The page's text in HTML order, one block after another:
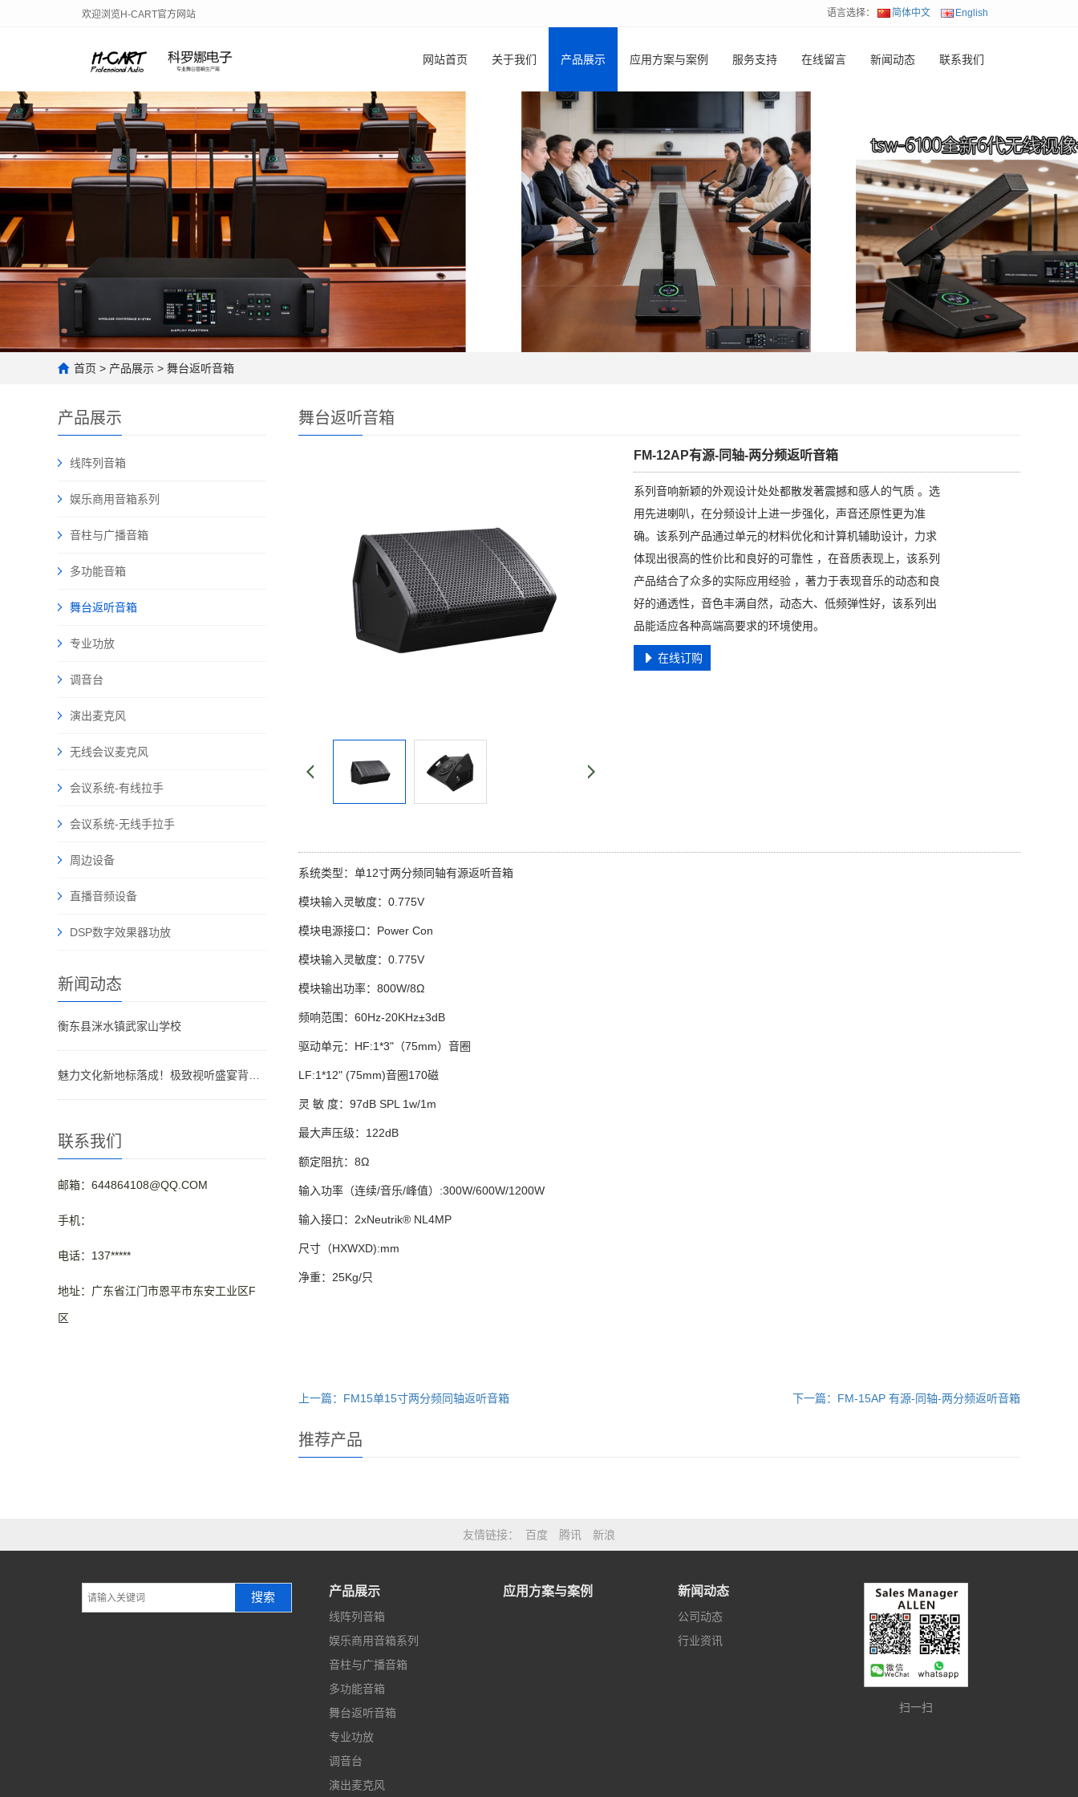
欢迎浏览H-CART官方网站 语言选择： 简体中文 English
网站首页 关于我们 产品展示 应用方案与案例 服务支持 在线留言 新闻动态 联系我们
首页 > 产品展示 > 舞台返听音箱
产品展示
线阵列音箱
娱乐商用音箱系列
音柱与广播音箱
多功能音箱
舞台返听音箱
专业功放
调音台
演出麦克风
无线会议麦克风
会议系统-有线拉手
会议系统-无线手拉手
周边设备
直播音频设备
DSP数字效果器功放
新闻动态
衡东县洣水镇武家山学校
联系我们
邮箱：644864108@QQ.COM
手机：
电话：137*****
地址：广东省江门市恩平市东安工业区F
区
舞台返听音箱
FM-12AP有源-同轴-两分频返听音箱
系列音响新颖的外观设计处处都散发著震撼和感人的气质 。选
用先进喇叭，在分频设计上进一步强化，声音还原性更为准
确。该系列产品通过单元的材料优化和计算机辅助设计，力求
体现出很高的性价比和良好的可靠性 ，在音质表现上，该系列
产品结合了众多的实际应用经验 ，著力于表现音乐的动态和良
好的通透性，音色丰满自然，动态大、低频弹性好，该系列出
品能适应各种高端高要求的环境使用。
在线订购
系统类型：单12寸两分频同轴有源返听音箱
模块输入灵敏度：0.775V
模块电源接口：Power Con
模块输入灵敏度：0.775V
模块输出功率：800W/8Ω
频响范围：60Hz-20KHz±3dB
驱动单元：HF:1*3"（75mm）音圈
LF:1*12" (75mm)音圈170磁
灵 敏 度：97dB SPL 1w/1m
最大声压级：122dB
额定阻抗：8Ω
输入功率（连续/音乐/峰值）:300W/600W/1200W
输入接口：2xNeutrik® NL4MP
尺寸（HXWXD):mm
净重：25Kg/只
上一篇：FM15单15寸两分频同轴返听音箱 下一篇：FM-15AP 有源-同轴-两分频返听音箱
推荐产品
友情链接 百度 腾讯 新浪
搜索 产品展示
线阵列音箱
娱乐商用音箱系列
音柱与广播音箱
多功能音箱
舞台返听音箱
专业功放
调音台
演出麦克风
应用方案与案例 新闻动态
公司动态
行业资讯
扫一扫